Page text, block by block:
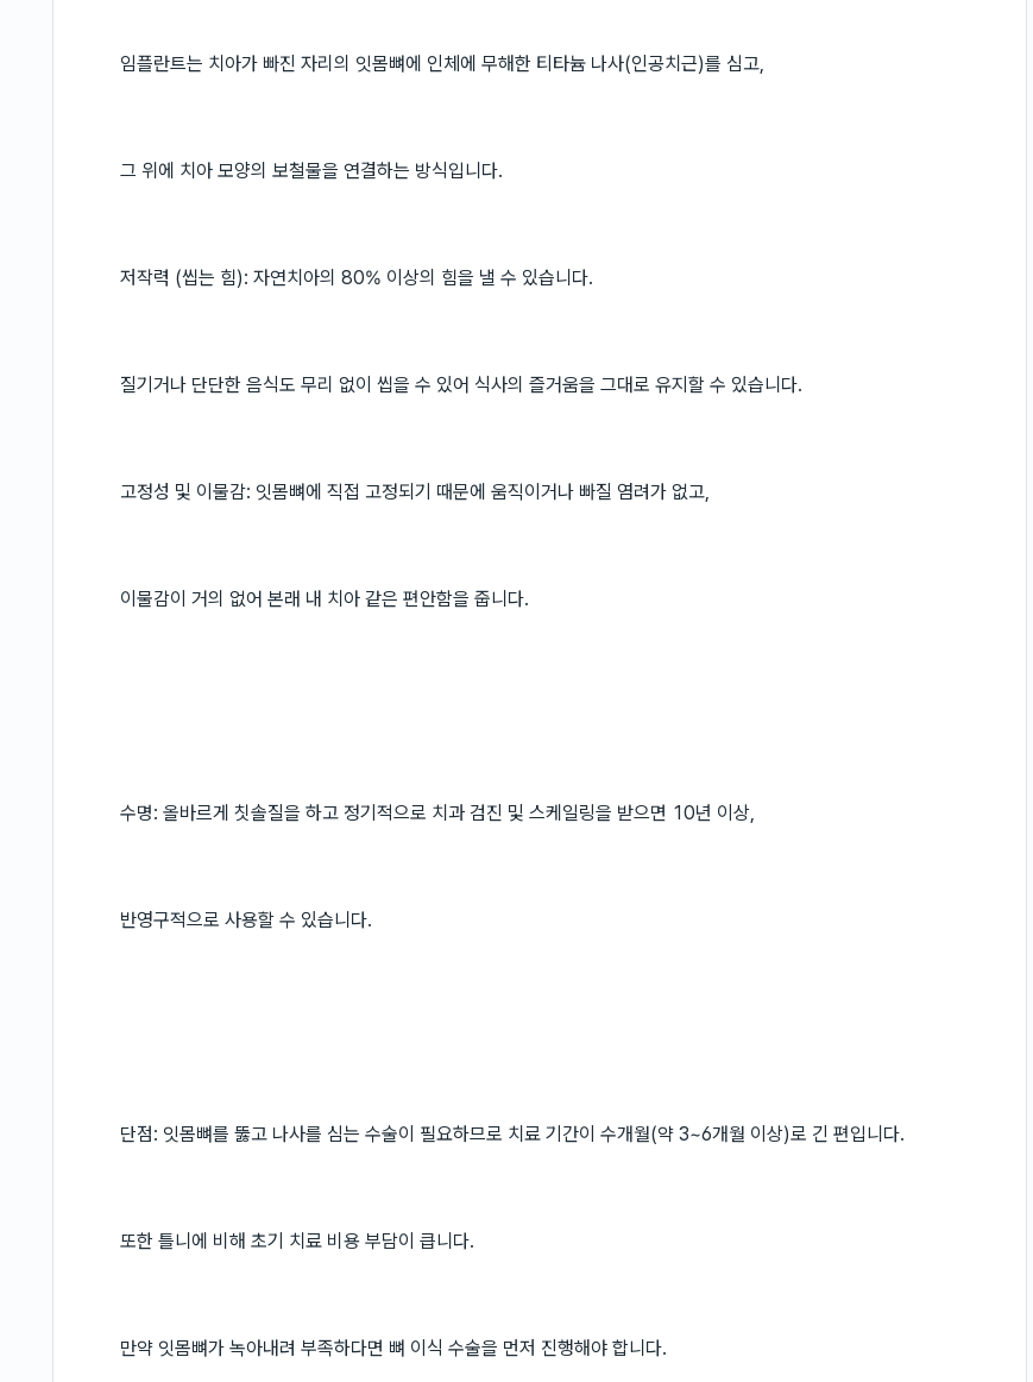
임플란트는 치아가 빠진 자리의 잇몸뼈에 인체에 무해한 티타늄 나사(인공치근)를 심고,
그 위에 치아 모양의 보철물을 연결하는 방식입니다.
저작력 (씹는 힘): 자연치아의 80% 이상의 힘을 낼 수 있습니다.
질기거나 단단한 음식도 무리 없이 씹을 수 있어 식사의 즐거움을 그대로 유지할 수 있습니다.
고정성 및 이물감: 잇몸뼈에 직접 고정되기 때문에 움직이거나 빠질 염려가 없고,
이물감이 거의 없어 본래 내 치아 같은 편안함을 줍니다.
수명: 올바르게 칫솔질을 하고 정기적으로 치과 검진 및 스케일링을 받으면 10년 이상,
반영구적으로 사용할 수 있습니다.
단점: 잇몸뼈를 뚫고 나사를 심는 수술이 필요하므로 치료 기간이 수개월(약 3~6개월 이상)로 긴 편입니다.
또한 틀니에 비해 초기 치료 비용 부담이 큽니다.
만약 잇몸뼈가 녹아내려 부족하다면 뼈 이식 수술을 먼저 진행해야 합니다.